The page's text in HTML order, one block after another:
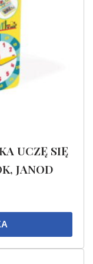
UCZĘ SIĘ
JANOD